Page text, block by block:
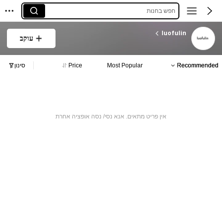
חפש בחנות
luofulin
עוקב
Recommended
Most Popular
Price סינון
אין פריט מתאים. אנא נסי/ נסה אופציה אחרת